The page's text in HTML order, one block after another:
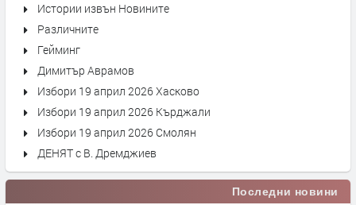
Истории извън Новините
Различните
Гейминг
Димитър Аврамов
Избори 19 април 2026 Хасково
Избори 19 април 2026 Кърджали
Избори 19 април 2026 Смолян
ДЕНЯТ с В. Дремджиев
Последни новини